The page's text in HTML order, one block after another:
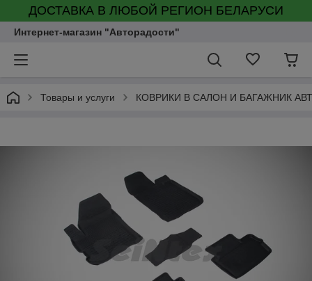
ДОСТАВКА В ЛЮБОЙ РЕГИОН БЕЛАРУСИ
Интернет-магазин "Авторадости"
Товары и услуги КОВРИКИ В САЛОН И БАГАЖНИК